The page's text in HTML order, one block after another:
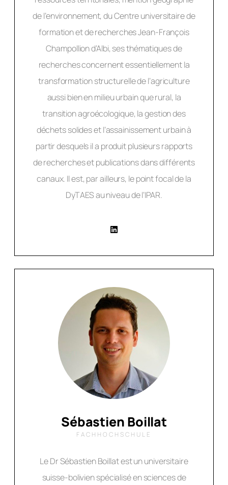
de l’environnement, du Centre universitaire de
formation et de recherches Jean-François
Champollion d’Albi, ses thématiques de
recherches concernent essentiellement la
transformation structurelle de l’agriculture
aussi bien en milieu urbain que rural, la
transition agroécologique, la gestion des
déchets solides et l’assainissement urbain à
partir desquels il a produit plusieurs rapports
de recherches et publications dans différents
canaux. Il est, par ailleurs, le point focal de la
DyTAES au niveau de l’IPAR.
Sébastien Boillat
FACHHOCHSCHULE
Le Dr Sébastien Boillat est un universitaire
suisse-bolivien spécialisé en sciences de